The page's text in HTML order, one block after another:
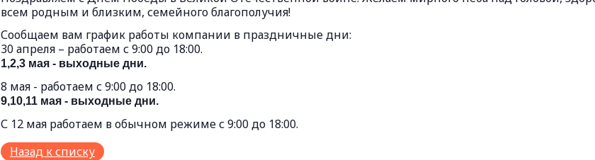
всем родным и близким, семейного благополучия!
Сообщаем вам график работы компании в праздничные дни:
30 апреля – работаем с 9:00 до 18:00.
1,2,3 мая - выходные дни.
8 мая - работаем с 9:00 до 18:00.
9,10,11 мая - выходные дни.
С 12 мая работаем в обычном режиме с 9:00 до 18:00.
Назад к списку